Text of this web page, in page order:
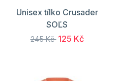
Unisex tílko Crusader
SOĽS
245 Kč 125 Kč